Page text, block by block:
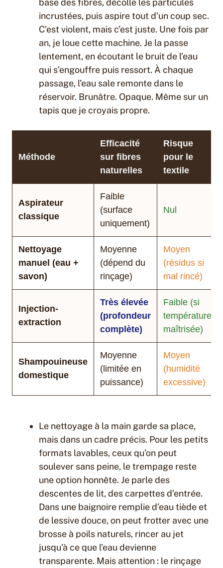
base des fibres, décolle les particules
incrustées, puis aspire tout d’un coup sec.
C’est violent, mais c’est juste. Une fois par
an, je loue cette machine. Je la passe
lentement, en écoutant le bruit de l’eau
qui s’engouffre puis ressort. À chaque
passage, l’eau sale remonte dans le
réservoir. Brunâtre. Opaque. Même sur un
tapis que je croyais propre.
Méthode
Efficacité
sur fibres
naturelles
Risque
pour le
textile
Aspirateur
classique
Faible
(surface
uniquement)
Nul
Nettoyage
manuel (eau +
savon)
Moyenne
(dépend du
rinçage)
Moyen
(résidus si
mal rincé)
Injection-
extraction
Très élevée
(profondeur
complète)
Faible (si
température
maîtrisée)
Shampouineuse
domestique
Moyenne
(limitée en
puissance)
Moyen
(humidité
excessive)
Le nettoyage à la main garde sa place,
mais dans un cadre précis. Pour les petits
formats lavables, ceux qu’on peut
soulever sans peine, le trempage reste
une option honnête. Je parle des
descentes de lit, des carpettes d’entrée.
Dans une baignoire remplie d’eau tiède et
de lessive douce, on peut frotter avec une
brosse à poils naturels, rincer au jet
jusqu’à ce que l’eau devienne
transparente. Mais attention : le rinçage